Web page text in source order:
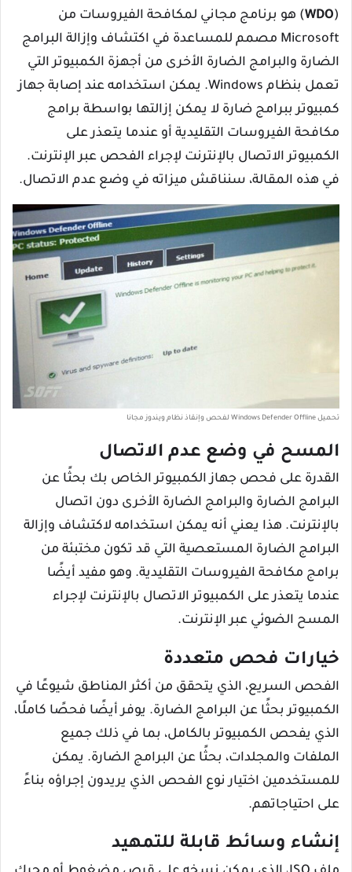
(
WDO) هو برنامج مجاني لمكافحة الفيروسات من
Microsoft مصمم للمساعدة في اكتشاف وإزالة البرامج
الضارة والبرامج الضارة الأخرى من أجهزة الكمبيوتر التي
تعمل بنظام Windows. يمكن استخدامه عند إصابة جهاز
كمبيوتر ببرامج ضارة لا يمكن إزالتها بواسطة برامج
مكافحة الفيروسات التقليدية أو عندما يتعذر على
الكمبيوتر الاتصال بالإنترنت لإجراء الفحص عبر الإنترنت.
في هذه المقالة، سنناقش ميزاته في وضع عدم الاتصال.
تحميل Windows Defender Offline لفحص وإنقاذ نظام ويندوز مجانا
المسح في وضع عدم الاتصال
القدرة على فحص جهاز الكمبيوتر الخاص بك بحثًا عن
البرامج الضارة والبرامج الضارة الأخرى دون اتصال
بالإنترنت. هذا يعني أنه يمكن استخدامه لاكتشاف وإزالة
البرامج الضارة المستعصية التي قد تكون مختبئة من
برامج مكافحة الفيروسات التقليدية. وهو مفيد أيضًا
عندما يتعذر على الكمبيوتر الاتصال بالإنترنت لإجراء
المسح الضوئي عبر الإنترنت.
خيارات فحص متعددة
الفحص السريع، الذي يتحقق من أكثر المناطق شيوعًا في
الكمبيوتر بحثًا عن البرامج الضارة. يوفر أيضًا فحصًا كاملًا،
الذي يفحص الكمبيوتر بالكامل، بما في ذلك جميع
الملفات والمجلدات، بحثًا عن البرامج الضارة. يمكن
للمستخدمين اختيار نوع الفحص الذي يريدون إجراؤه بناءً
على احتياجاتهم.
إنشاء وسائط قابلة للتمهيد